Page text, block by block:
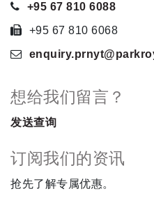
+95 67 810 6088
+95 67 810 6068
enquiry.prnyt
想给我们留言？
发送查询
订阅我们的资讯
抢先了解专属优惠。